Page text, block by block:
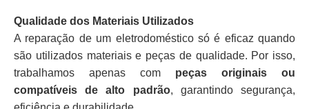
Qualidade dos Materiais Utilizados
A reparação de um eletrodoméstico só é eficaz quando
são utilizados materiais e peças de qualidade. Por isso,
trabalhamos apenas com peças originais ou
compatíveis de alto padrão, garantindo segurança,